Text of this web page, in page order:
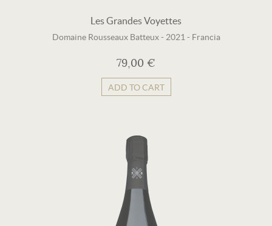
Les Grandes Voyettes
Domaine Rousseaux Batteux - 2021 - Francia
79,00 €
ADD TO CART